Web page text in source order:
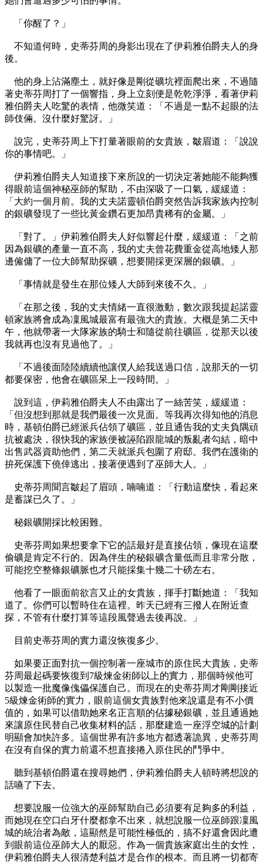
「你醒了？」
不知道何時，史蒂芬周的身影出現在了伊莉雅伯爵夫人的身
後。
他的身上沾滿塵土，就好像是剛從礦坑裡面爬出來，不過隨
著史蒂芬周打了一個響指，身上立刻便是乾乾淨淨，看著伊莉
雅伯爵夫人吃驚的表情，他微笑道：「不過是一點不起眼的法
師伎倆。沒什麼好驚訝。」
說完，史蒂芬周上下打量著眼前的女貴族，皺眉道：「說說
你的事情吧。」
伊莉雅伯爵夫人知道接下來所說的一切決定著她能不能夠獲
得眼前這個神秘巫師的幫助，不由深吸了一口氣，緩緩道：
「大約一個月前。我的丈夫諾靈頓伯爵突然告訴我家族內控制
的銀礦發現了一些比黃金鑽石更加昂貴稀有的金屬。」
「對了。」伊莉雅伯爵夫人好似響起什麼，緩緩道：「之前
因為銀礦的產量一直不高，我的丈夫曾花費重金從高地矮人那
邊僱傭了一位大師幫助探礦，想要開採更深層的銀礦。」
「事情就是發生在那位矮人大師到來後不久。」
「在那之後，我的丈夫情緒一直很激動，數次跟我提起諾靈
頓家族將會成為凜風城最富有最強大的貴族。大概是第二天中
午，他就帶著一大隊家族的騎士和隨從前往礦區，從那天以後
我就再也沒有見過他了。」
「不過後面陸陸續續他讓僕人給我送過口信，說那天的一切
都要保密，他會在礦區呆上一段時間。」
說到這，伊莉雅伯爵夫人不由露出了一絲苦笑，緩緩道：
「但沒想到那就是我們最後一次見面。等我再次得知他的消息
時，基頓伯爵已經派兵佔領了礦區，並且通告我的丈夫負隅頑
抗被處決，很快我的家族便被誣陷跟龍城的叛亂者勾結，暗中
出售武器資助他們，第二天就派兵包圍了府邸。我們在護衛的
拚死保護下僥倖逃出，接著便遇到了巫師大人。」
史蒂芬周聞言皺起了眉頭，喃喃道：「行動這麼快，看起來
是蓄謀已久了。」
秘銀礦開採比較困難。
史蒂芬周如果想要拿下它的話最好是直接佔領，像現在這麼
偷礦是肯定不行的。因為伴生的秘銀礦含量低而且非常分散，
可能挖空整條銀礦脈也才只能採集十幾二十磅左右。
他看了一眼面前欲言又止的女貴族，揮手打斷她道：「我知
道了。你們可以暫時住在這裡。昨天已經有三撥人在附近查
探，不管有什麼打算等這段風聲過去後再說。」
目前史蒂芬周的實力還沒恢復多少。
如果要正面對抗一個控制著一座城市的原住民大貴族，史蒂
芬周最起碼要恢復到7級煉金術師以上的實力，那個時候他可
以製造一批魔像傀儡保護自己。而現在的史蒂芬周才剛剛接近
5級煉金術師的實力，眼前這個女貴族對他來說還是有不小價
值的，如果可以借助她來名正言順的佔據秘銀礦，並且通過她
來讓原住民替自己收集材料的話，那麼建造一座浮空城的計劃
明顯會加快許多。這個世界有許多地方都透著詭異，史蒂芬周
在沒有自保的實力前還不想直接捲入原住民的鬥爭中。
聽到基頓伯爵還在搜尋她們，伊莉雅伯爵夫人頓時將想說的
話嚥了下去。
想要說服一位強大的巫師幫助自己必須要有足夠多的利益，
而她現在空口白牙什麼都拿不出來，就想說服一位巫師跟凜風
城的統治者為敵，這顯然是可能性極低的，搞不好還會因此遭
到眼前這位巫師大人的厭惡。作為一個貴族家庭出生的女性，
伊莉雅伯爵夫人很清楚利益才是合作的根本。而且將一切都寄